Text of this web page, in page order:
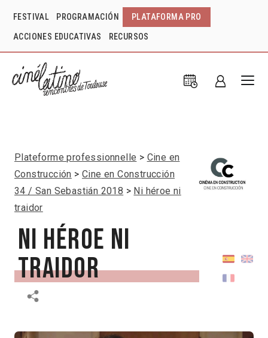
FESTIVAL PROGRAMACIÓN PLATAFORMA PRO
ACCIONES EDUCATIVAS RECURSOS
Plateforme professionnelle
Cine en
Construcción
Cine en Construcción
34 / San Sebastián 2018
Ni héroe ni
traidor
Ni héroe ni
traidor